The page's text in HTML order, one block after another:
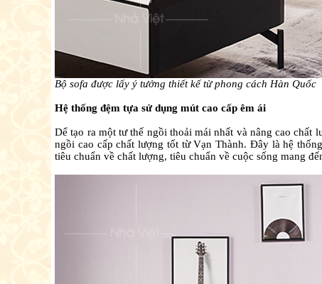
Bộ sofa được lấy ý tưởng thiết kế từ phong cách Hàn Quốc
Hệ thống đệm tựa sử dụng mút cao cấp êm ái
Dể tạo ra một tư thế ngồi thoải mái nhất và nâng cao chất
ngồi cao cấp chất lượng tốt từ Vạn Thành. Đây là hệ
tiêu chuẩn về chất lượng, tiêu chuẩn về cuộc sống mang